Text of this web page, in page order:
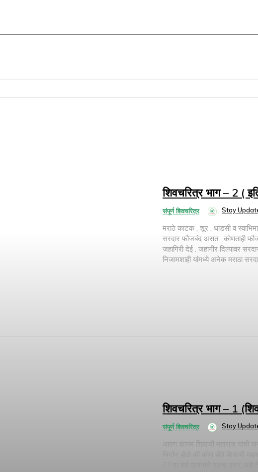
शिवचरित्र भाग – 2 (
संपूर्ण शिवचरित्र Stay
मराठे काटक , शूर , धाडसी व
सरदार फौजबंद असत . कोणताही
जहागिरी देई . जहागीर दिल्यावर
निजामशाही यांमध्ये अनेक मराठा
शिवचरित्र भाग – 1
संपूर्ण शिवचरित्र Stay